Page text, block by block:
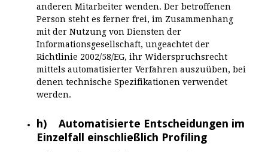
anderen Mitarbeiter wenden. Der betroffenen
Person steht es ferner frei, im Zusammenhang
mit der Nutzung von Diensten der
Informationsgesellschaft, ungeachtet der
Richtlinie 2002/58/EG, ihr Widerspruchsrecht
mittels automatisierter Verfahren auszuüben, bei
denen technische Spezifikationen verwendet
werden.
h) Automatisierte Entscheidungen im
Einzelfall einschließlich Profiling